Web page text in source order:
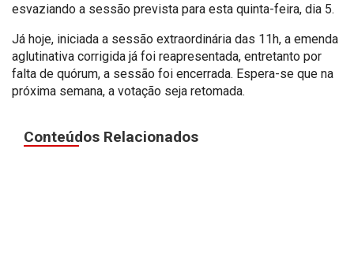
esvaziando a sessão prevista para esta quinta-feira, dia 5.
Já hoje, iniciada a sessão extraordinária das 11h, a emenda
aglutinativa corrigida já foi reapresentada, entretanto por
falta de quórum, a sessão foi encerrada. Espera-se que na
próxima semana, a votação seja retomada.
Conteúdos Relacionados